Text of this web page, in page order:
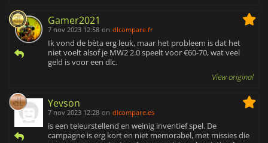
Gamer2021
7 nov 2023 12:58 on dlcompare.fr
Ik vond de bèta erg leuk, maar het probleem is dat het
niet voelt alsof je MW2 2.0 speelt voor €60-70, wat veel
geld is voor een dlc.
View original
Yevson
7 nov 2023 12:28 on dlcompare.es
is een teleurstellend en weinig inventief spel. De
campagne is erg kort en niet memorabel, met missies die